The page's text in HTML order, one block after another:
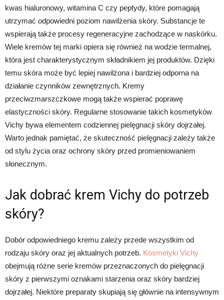
kwas hialuronowy, witamina C czy peptydy, które pomagają
utrzymać odpowiedni poziom nawilżenia skóry. Substancje te
wspierają także procesy regeneracyjne zachodzące w naskórku.
Wiele kremów tej marki opiera się również na wodzie termalnej,
która jest charakterystycznym składnikiem jej produktów. Dzięki
temu skóra może być lepiej nawilżona i bardziej odporna na
działanie czynników zewnętrznych. Kremy
przeciwzmarszczkowe mogą także wspierać poprawę
elastyczności skóry. Regularne stosowanie takich kosmetyków
Vichy bywa elementem codziennej pielęgnacji skóry dojrzałej.
Warto jednak pamiętać, że skuteczność pielęgnacji zależy także
od stylu życia oraz ochrony skóry przed promieniowaniem
słonecznym.
Jak dobrać krem Vichy do potrzeb
skóry?
Dobór odpowiedniego kremu zależy przede wszystkim od
rodzaju skóry oraz jej aktualnych potrzeb. Kosmetyki Vichy
obejmują różne serie kremów przeznaczonych do pielęgnacji
skóry z pierwszymi oznakami starzenia oraz skóry bardziej
dojrzałej. Niektóre preparaty skupiają się głównie na intensywnym